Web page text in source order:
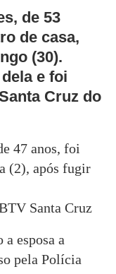
de 53
de casa,
(30).
e foi
Cruz do
47 anos, foi
(2), após fugir
Santa Cruz
esposa a
pela Polícia